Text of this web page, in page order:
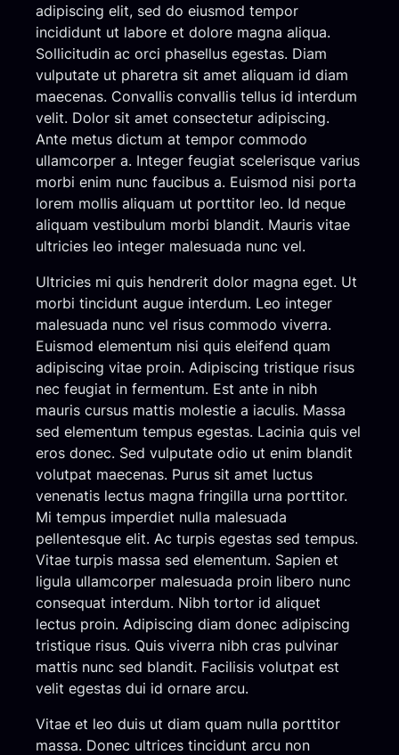
adipiscing elit, sed do eiusmod tempor
incididunt ut labore et dolore magna aliqua.
Sollicitudin ac orci phasellus egestas. Diam
vulputate ut pharetra sit amet aliquam id diam
maecenas. Convallis convallis tellus id interdum
velit. Dolor sit amet consectetur adipiscing.
Ante metus dictum at tempor commodo
ullamcorper a. Integer feugiat scelerisque varius
morbi enim nunc faucibus a. Euismod nisi porta
lorem mollis aliquam ut porttitor leo. Id neque
aliquam vestibulum morbi blandit. Mauris vitae
ultricies leo integer malesuada nunc vel.
Ultricies mi quis hendrerit dolor magna eget. Ut
morbi tincidunt augue interdum. Leo integer
malesuada nunc vel risus commodo viverra.
Euismod elementum nisi quis eleifend quam
adipiscing vitae proin. Adipiscing tristique risus
nec feugiat in fermentum. Est ante in nibh
mauris cursus mattis molestie a iaculis. Massa
sed elementum tempus egestas. Lacinia quis vel
eros donec. Sed vulputate odio ut enim blandit
volutpat maecenas. Purus sit amet luctus
venenatis lectus magna fringilla urna porttitor.
Mi tempus imperdiet nulla malesuada
pellentesque elit. Ac turpis egestas sed tempus.
Vitae turpis massa sed elementum. Sapien et
ligula ullamcorper malesuada proin libero nunc
consequat interdum. Nibh tortor id aliquet
lectus proin. Adipiscing diam donec adipiscing
tristique risus. Quis viverra nibh cras pulvinar
mattis nunc sed blandit. Facilisis volutpat est
velit egestas dui id ornare arcu.
Vitae et leo duis ut diam quam nulla porttitor
massa. Donec ultrices tincidunt arcu non